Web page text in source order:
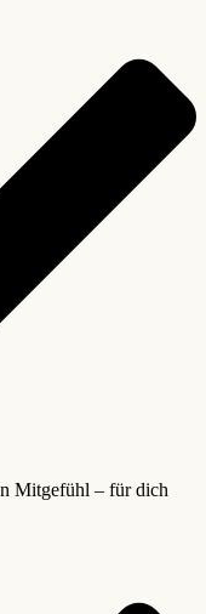
Mitgefühl – für dich